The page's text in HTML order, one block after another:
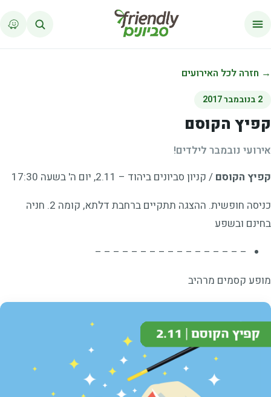
→ חזרה לכל האירועים
2 בנובמבר 2017
קפיץ הקוסם
אירועי נובמבר לילדים!
קפיץ הקוסם / קניון סביונים ביהוד – 2.11, יום ה' בשעה 17:30
כניסה חופשית. ההצגה תתקיים ברחבת דלתא, קומה 2. חניה
בחינם ובשפע
– – – – – – – – – – – – – – – – –
מופע קסמים מרהיב